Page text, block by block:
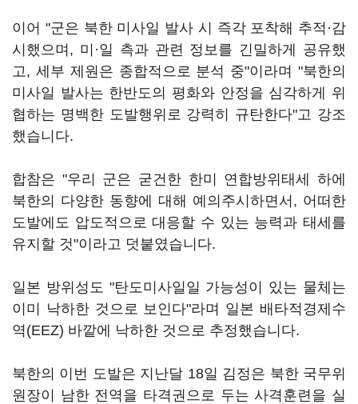
이어 "군은 북한 미사일 발사 시 즉각 포착해 추적·감
시했으며, 미·일 측과 관련 정보를 긴밀하게 공유했
고, 세부 제원은 종합적으로 분석 중"이라며 "북한의
미사일 발사는 한반도의 평화와 안정을 심각하게 위
협하는 명백한 도발행위로 강력히 규탄한다"고 강조
했습니다.
합참은 "우리 군은 굳건한 한미 연합방위태세 하에
북한의 다양한 동향에 대해 예의주시하면서, 어떠한
도발에도 압도적으로 대응할 수 있는 능력과 태세를
유지할 것"이라고 덧붙였습니다.
일본 방위성도 "탄도미사일일 가능성이 있는 물체는
이미 낙하한 것으로 보인다"라며 일본 배타적경제수
역(EEZ) 바깥에 낙하한 것으로 추정했습니다.
북한의 이번 도발은 지난달 18일 김정은 북한 국무위
원장이 남한 전역을 타격권으로 두는 사격훈련을 실